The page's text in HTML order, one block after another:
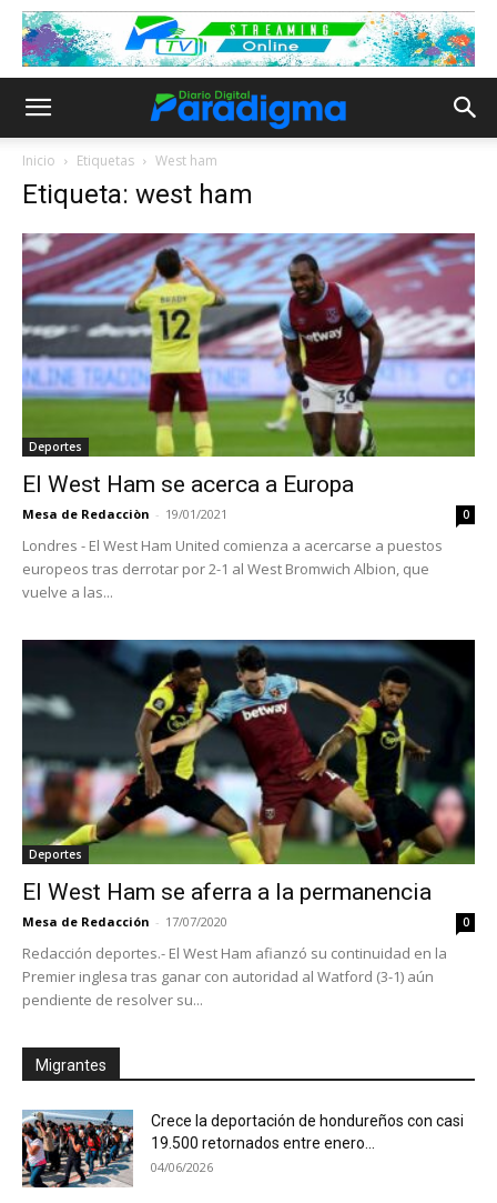
Inicio Etiquetas West ham
Etiqueta: west ham
Deportes
El West Ham se acerca a Europa
Mesa de Redacciòn - 19/01/2021 0
Londres - El West Ham United comienza a acercarse a puestos
europeos tras derrotar por 2-1 al West Bromwich Albion, que
vuelve a las...
Deportes
El West Ham se aferra a la permanencia
Mesa de Redacción - 17/07/2020 0
Redacción deportes.- El West Ham afianzó su continuidad en la
Premier inglesa tras ganar con autoridad al Watford (3-1) aún
pendiente de resolver su...
Migrantes
Crece la deportación de hondureños con casi
19.500 retornados entre enero...
04/06/2026